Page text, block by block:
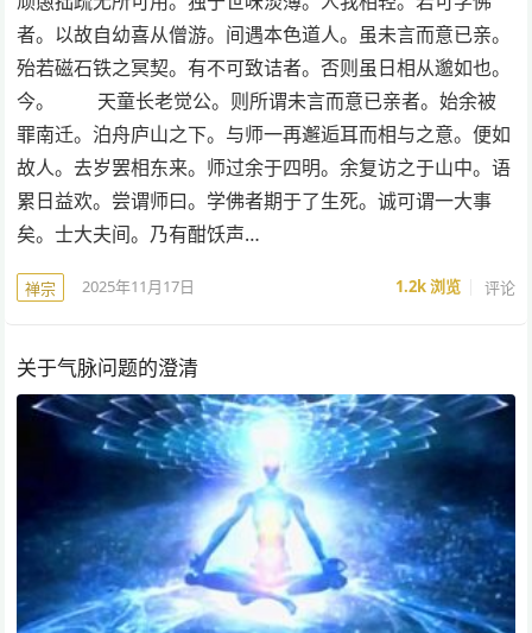
者。以故自幼喜从僧游。间遇本色道人。虽未言而意已亲。
殆若磁石铁之冥契。有不可致诘者。否则虽日相从邈如也。
今。 天童长老觉公。则所谓未言而意已亲者。始余被
罪南迁。泊舟庐山之下。与师一再邂逅耳而相与之意。便如
故人。去岁罢相东来。师过余于四明。余复访之于山中。语
累日益欢。尝谓师曰。学佛者期于了生死。诚可谓一大事
矣。士大夫间。乃有酣饫声…
禅宗 2025年11月17日 1.2k浏览 评论
关于气脉问题的澄清